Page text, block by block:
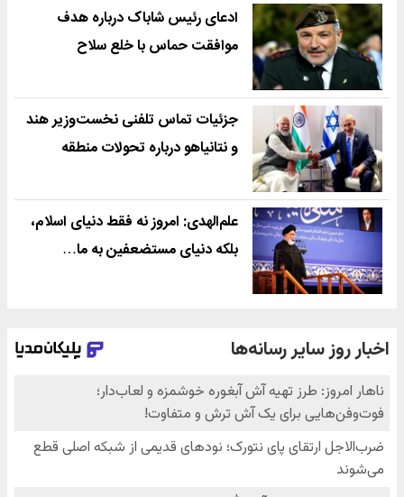
ادعای رئیس شاباک درباره هدف
موافقت حماس با خلع سلاح
جزئیات تماس تلفنی نخست‌وزیر هند
و نتانیاهو درباره تحولات منطقه
علم‌الهدی: امروز نه فقط دنیای اسلام،
بلکه دنیای مستضعفین به ما…